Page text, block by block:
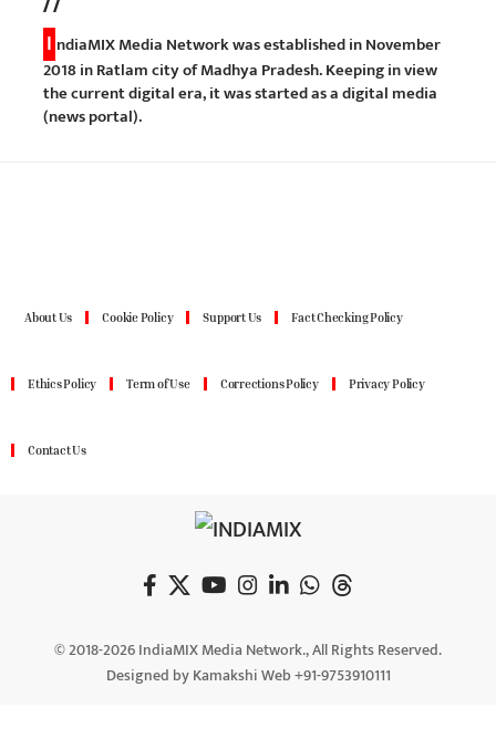
I ndiaMIX Media Network was established in November
2018 in Ratlam city of Madhya Pradesh. Keeping in view
the current digital era, it was started as a digital media
(news portal).
About Us Cookie Policy Support Us Fact Checking Policy
Ethics Policy Term of Use Corrections Policy Privacy Policy
Contact Us
© 2018-2026 IndiaMIX Media Network., All Rights Reserved.
Designed by Kamakshi Web +91-9753910111